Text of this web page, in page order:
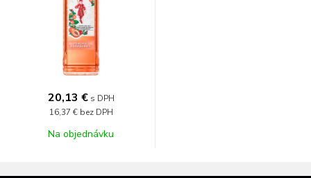
20,13 € s DPH
16,37 € bez DPH
Na objednávku